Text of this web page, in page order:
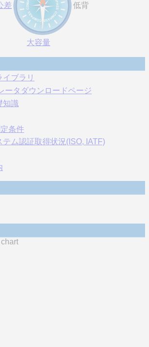
差 低背
大容量
イブラリ
ータダウンロードページ
知識
条件
ム認証取得状況(ISO, IATF)